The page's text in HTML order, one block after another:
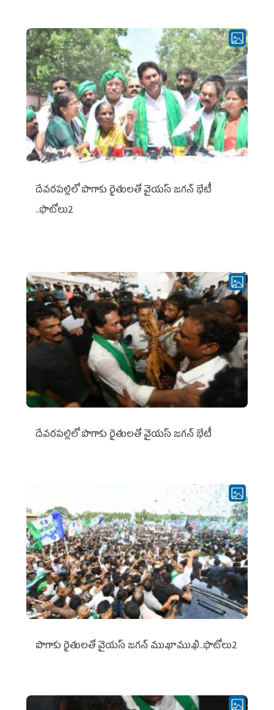
దేవరపల్లిలో పొగాకు రైతులతో వైయస్ జగన్ భేటీ
..ఫొటోలు2
దేవరపల్లిలో పొగాకు రైతులతో వైయస్ జగన్ భేటీ
పొగాకు రైతుల‌తో వైయ‌స్ జ‌గ‌న్ ముఖాముఖి..ఫొటోలు2